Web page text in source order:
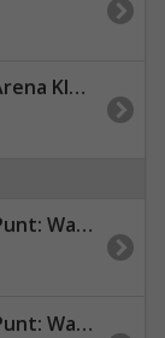
- Sportplatz